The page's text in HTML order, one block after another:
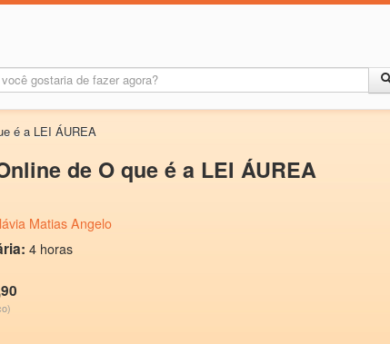
é a LEI ÁUREA
de O que é a LEI ÁUREA
Matias Angelo
4 horas